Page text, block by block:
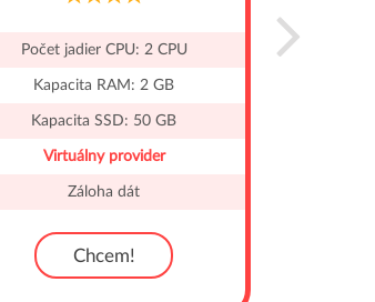
Počet jadier CPU: 2 CPU
Kapacita RAM: 2 GB
Kapacita SSD: 50 GB
Virtuálny provider
Záloha dát
Chcem!